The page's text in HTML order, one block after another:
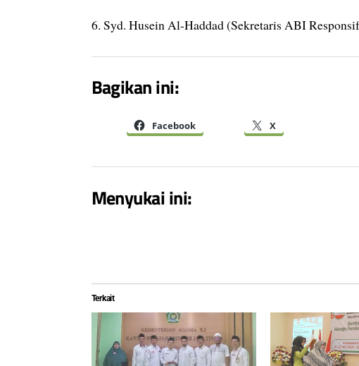
6. Syd. Husein Al-Haddad (Sekretaris ABI
Bagikan ini:
Facebook X
Menyukai ini:
Terkait